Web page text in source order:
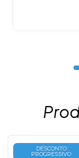
DESCONTO
PROGRESSIVO